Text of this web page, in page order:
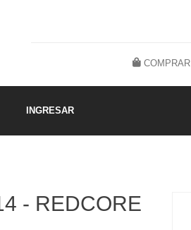
COMPRAR
INGRESAR
- REDCORE